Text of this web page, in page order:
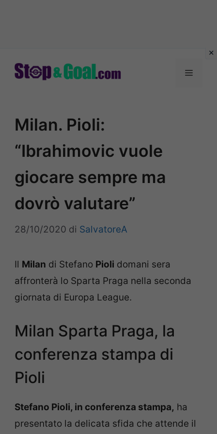
Menu
Milan. Pioli:
“Ibrahimovic vuole
giocare sempre ma
dovrò valutare”
28/10/2020 di SalvatoreA
Il Milan di Stefano Pioli domani sera
affronterà lo Sparta Praga nella seconda
giornata di Europa League.
Milan Sparta Praga, la
conferenza stampa di
Pioli
Stefano Pioli, in conferenza stampa, ha
presentato la delicata sfida che attende il